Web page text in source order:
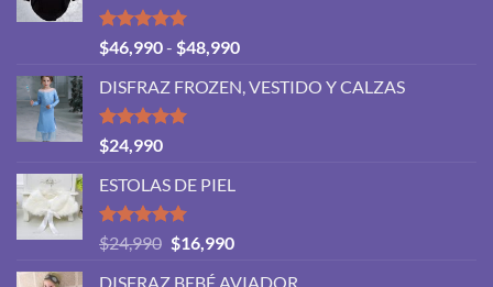
Valorado
con
de 5
$46,990- $48,990Rango
precios:
DISFRAZ FROZEN, VESTIDO Y CALZAS
Valorado
con
de 5
$24,990
ESTOLAS DE PIEL
Valorado
con
de 5
$24,990 El
$16,990El
DISFRAZ BEBÉ AVIADOR